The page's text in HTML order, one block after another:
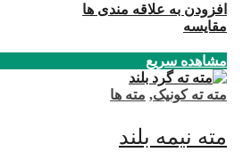
افزودن به علاقه مندی ها
مقایسه
مشاهده سریع
مته ته کونیک, مته ها
مته نیمه بلند